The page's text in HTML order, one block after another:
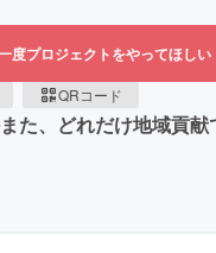
度プロジェクトをやってほしい
QRコード
、どれだけ地域貢